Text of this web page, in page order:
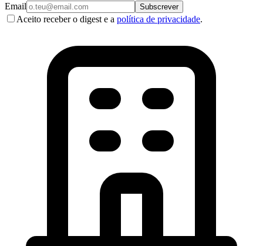
Email Subscrever
Aceito receber o digest e a política de privacidade.